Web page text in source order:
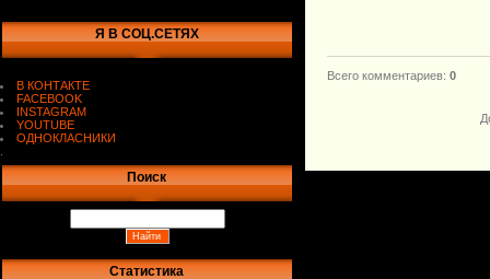
Я В СОЦ.СЕТЯХ
В КОНТАКТЕ
FACEBOOK
INSTAGRAM
YOUTUBE
ОДНОКЛАСНИКИ
Поиск
Статистика
Всего комментариев: 0